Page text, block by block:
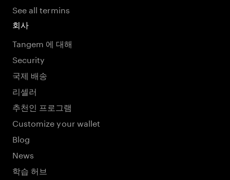
See all termins
회사
Tangem 에 대해
Security
국제 배송
리셀러
추천인 프로그램
Customize your wallet
Blog
News
학습 허브